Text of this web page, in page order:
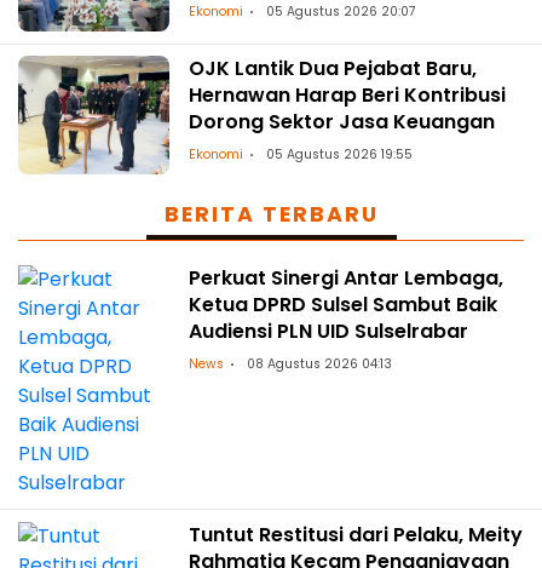
Ketenagalistrikan
Ekonomi 05 Agustus 2026 20:07
OJK Lantik Dua Pejabat Baru,
Hernawan Harap Beri Kontribusi
Dorong Sektor Jasa Keuangan
Ekonomi 05 Agustus 2026 19:55
BERITA TERBARU
Perkuat Sinergi Antar Lembaga,
Ketua DPRD Sulsel Sambut Baik
Audiensi PLN UID Sulselrabar
News 08 Agustus 2026 04:13
Tuntut Restitusi dari Pelaku, Meity
Rahmatia Kecam Penganiayaan